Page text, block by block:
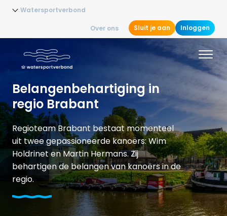
Watersportverbond
Over ons Sluit je aan Inloggen
Belangenbehartiging in
regio Brabant
Regioteam Brabant bestaat momenteel
uit twee gepassioneerde kanoërs: Wim
Holdrinet en Martin Hermans. Zij
behartigen de belangen van kanoërs in de
regio.